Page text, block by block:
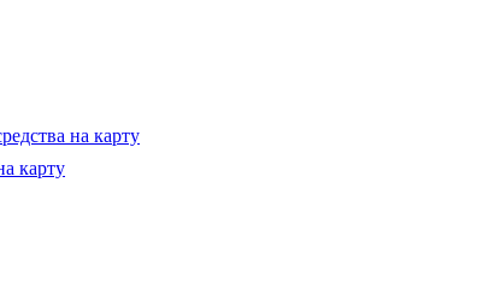
на карту
карту